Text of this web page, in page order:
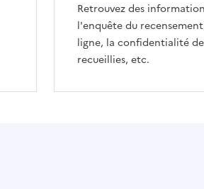
Retrouvez des
l'enquête du
ligne, la confidentialité
recueillies, etc.